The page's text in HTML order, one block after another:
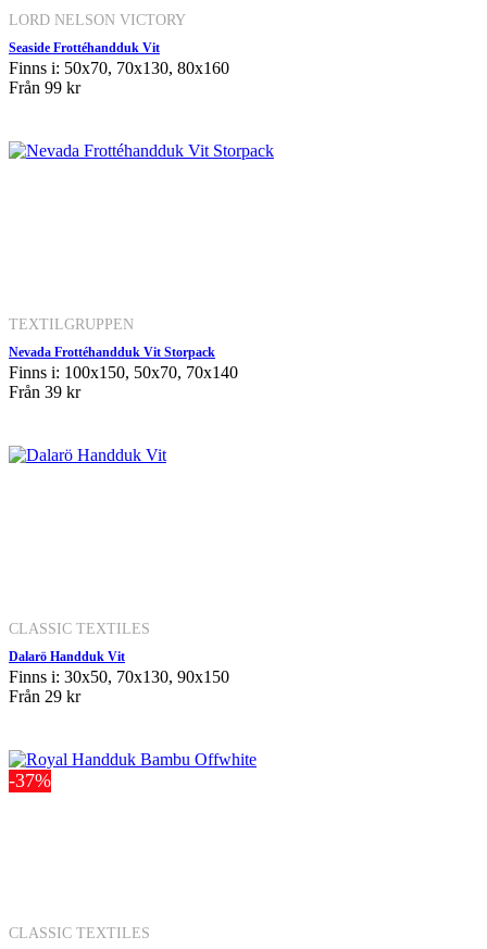
LORD NELSON VICTORY
Seaside Frottéhandduk Vit
Finns i: 50x70, 70x130, 80x160
Från 99 kr
TEXTILGRUPPEN
Nevada Frottéhandduk Vit Storpack
Finns i: 100x150, 50x70, 70x140
Från 39 kr
CLASSIC TEXTILES
Dalarö Handduk Vit
Finns i: 30x50, 70x130, 90x150
Från 29 kr
-37%
CLASSIC TEXTILES